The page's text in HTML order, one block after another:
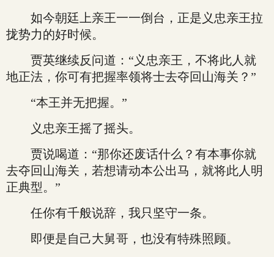
如今朝廷上亲王一一倒台，正是义忠亲王拉
拢势力的好时候。
贾英继续反问道：“义忠亲王，不将此人就
地正法，你可有把握率领将士去夺回山海关？”
“本王并无把握。”
义忠亲王摇了摇头。
贾说喝道：“那你还废话什么？有本事你就
去夺回山海关，若想请动本公出马，就将此人明
正典型。”
任你有千般说辞，我只坚守一条。
即便是自己大舅哥，也没有特殊照顾。